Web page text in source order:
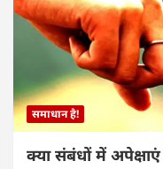
समाधान है!
क्या संबंधों में